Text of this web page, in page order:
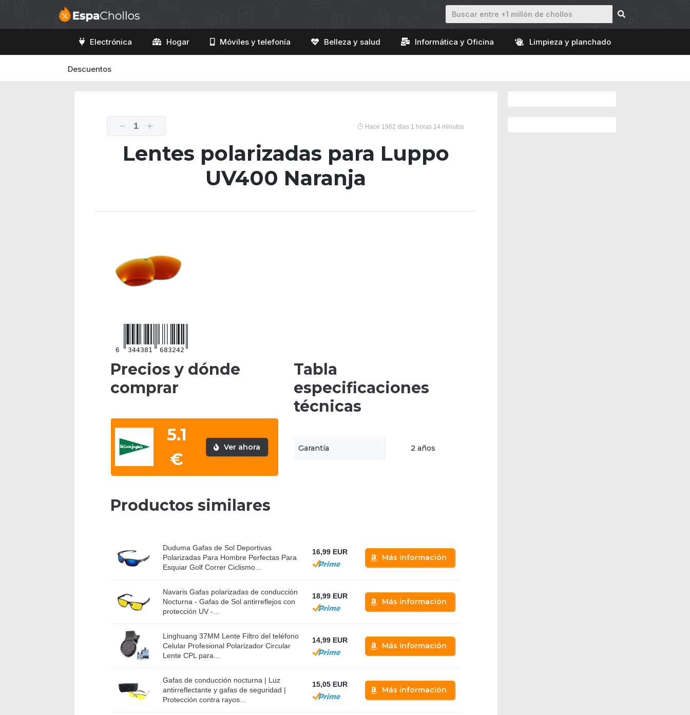
Electrónica Hogar Móviles y telefonía Belleza y salud Informática y Oficina Limpieza y planchado
Descuentos
1 Hace 1962 dias 1 horas 14 minutos
Lentes polarizadas para Luppo
UV400 Naranja
6 344381 683242
Precios y dónde
comprar
5.1
€
Ver ahora
Tabla
especificaciones
técnicas
Garantía 2 años
Productos similares
Duduma Gafas de Sol Deportivas
Polarizadas Para Hombre Perfectas Para
Esquiar Golf Correr Ciclismo...
16,99 EUR
Más información
Navaris Gafas polarizadas de conducción
Nocturna - Gafas de Sol antirreflejos con
protección UV -...
18,99 EUR
Más información
Linghuang 37MM Lente Filtro del teléfono
Celular Profesional Polarizador Circular
Lente CPL para...
14,99 EUR
Más información
Gafas de conducción nocturna | Luz
antirreflectante y gafas de seguridad |
Protección contra rayos...
15,05 EUR
Más información